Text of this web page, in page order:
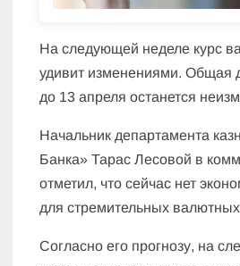
На следующей неделе курс
удивит изменениями. Общая
до 13 апреля останется
Начальник департамента
Банка» Тарас Лесовой в
отметил, что сейчас нет
для стремительных
Согласно его прогнозу, на